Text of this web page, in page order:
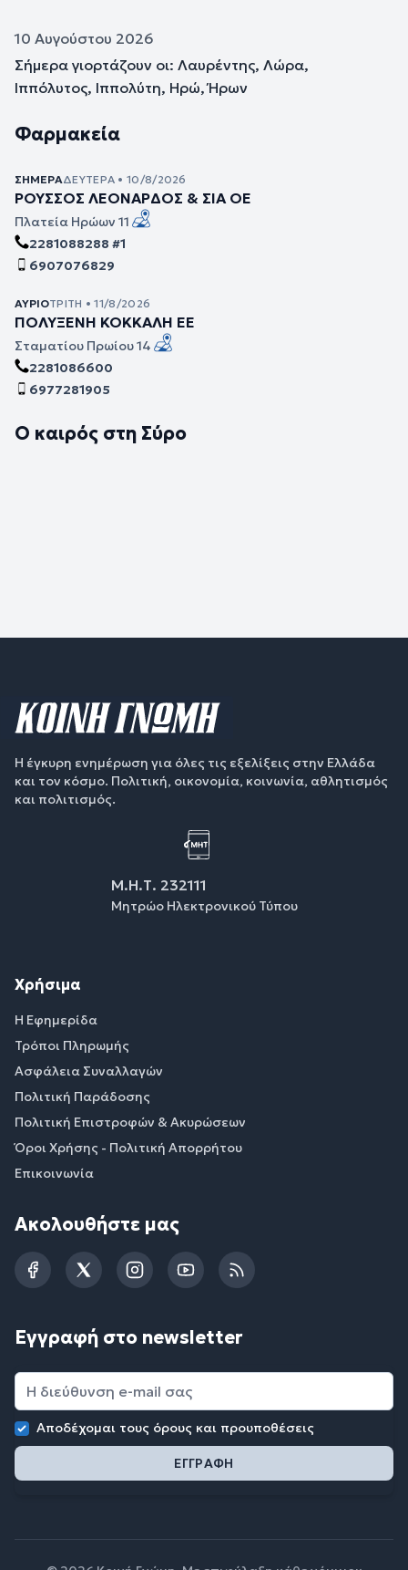
10 Αυγούστου 2026
Σήμερα γιορτάζουν οι: Λαυρέντης, Λώρα,
Ιππόλυτος, Ιππολύτη, Ηρώ, Ήρων
Φαρμακεία
ΣΉΜΕΡΑΔΕΥΤΈΡΑ • 10/8/2026
ΡΟΥΣΣΟΣ ΛΕΟΝΑΡΔΟΣ & ΣΙΑ ΟΕ
Πλατεία Ηρώων 11
2281088288 #1
6907076829
ΑΎΡΙΟΤΡΊΤΗ • 11/8/2026
ΠΟΛΥΞΕΝΗ ΚΟΚΚΑΛΗ ΕΕ
Σταματίου Πρωίου 14
2281086600
6977281905
Ο καιρός στη Σύρο
Η έγκυρη ενημέρωση για όλες τις εξελίξεις στην Ελλάδα
και τον κόσμο. Πολιτική, οικονομία, κοινωνία, αθλητισμός
και πολιτισμός.
Μ.Η.Τ. 232111
Μητρώο Ηλεκτρονικού Τύπου
Χρήσιμα
Η Εφημερίδα
Τρόποι Πληρωμής
Ασφάλεια Συναλλαγών
Πολιτική Παράδοσης
Πολιτική Επιστροφών & Ακυρώσεων
Όροι Χρήσης - Πολιτική Απορρήτου
Επικοινωνία
Ακολουθήστε μας
FacebookTwitterInstagramYouTubeRSS
Εγγραφή στο newsletter
Αποδέχομαι τους όρους και προυποθέσεις